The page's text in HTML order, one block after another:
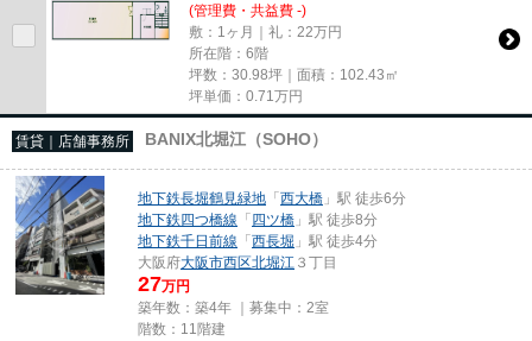
(管理費・共益費 -)
敷：1ヶ月｜礼：22万円
所在階：6階
坪数：30.98坪｜面積：102.43㎡
坪単価： 0.71 万円
賃貸｜店舗事務所 BANIX北堀江（SOHO）
地下鉄長堀鶴見緑地 「西大橋 」駅 徒歩6分
地下鉄四つ橋線 「四ツ橋 」駅 徒歩8分
地下鉄千日前線 「西長堀 」駅 徒歩4分
大阪府大阪市西区北堀江 ３丁目
27万円
築年数：築4年 ｜募集中： 2室
階数：11階建